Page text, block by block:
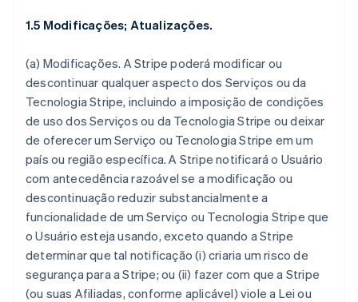
1.5 Modificações; Atualizações.
(a) Modificações. A Stripe poderá modificar ou
descontinuar qualquer aspecto dos Serviços ou da
Tecnologia Stripe, incluindo a imposição de condições
de uso dos Serviços ou da Tecnologia Stripe ou deixar
de oferecer um Serviço ou Tecnologia Stripe em um
país ou região específica. A Stripe notificará o Usuário
com antecedência razoável se a modificação ou
descontinuação reduzir substancialmente a
funcionalidade de um Serviço ou Tecnologia Stripe que
o Usuário esteja usando, exceto quando a Stripe
determinar que tal notificação (i) criaria um risco de
segurança para a Stripe; ou (ii) fazer com que a Stripe
(ou suas Afiliadas, conforme aplicável) viole a Lei ou